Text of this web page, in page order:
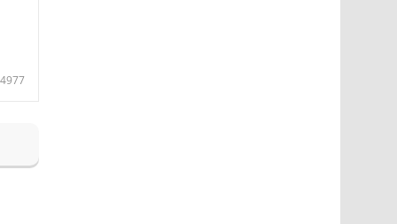
4977